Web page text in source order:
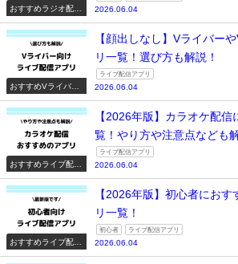
おすすめラジオ配信
2026.06.04
おすすめVライバー
【顔出しなし】Vライバー
リ一覧！選び方も解説！
ライブ配信アプリ
2026.06.04
おすすめライブ配信
【2026年版】カラオケ配
覧！やり方や注意点なども
ライブ配信アプリ
2026.06.04
おすすめライブ配信
【2026年版】初心者にお
リ一覧！
初心者 ライブ配信アプリ
2026.06.04